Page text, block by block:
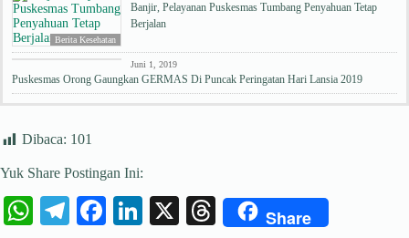
Berita Kesehatan
Banjir, Pelayanan Puskesmas Tumbang Penyahuan Tetap
Berjalan
Berita Kesehatan
Juni 1, 2019
Puskesmas Orong Gaungkan GERMAS Di Puncak Peringatan Hari Lansia 2019
Dibaca: 101
Yuk Share Postingan Ini:
W Te Fa Li X
T
Share